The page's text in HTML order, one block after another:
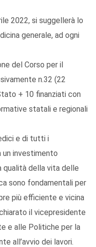
2022, si suggellerà lo
generale, ad ogni
del Corso per il
n.32 (22
+ 10 finanziati con
statali e regionali
e di tutti i
investimento
qualità della vita delle
sono fondamentali per
più efficiente e vicina
il vicepresidente
e alle Politiche per la
all’avvio dei lavori.